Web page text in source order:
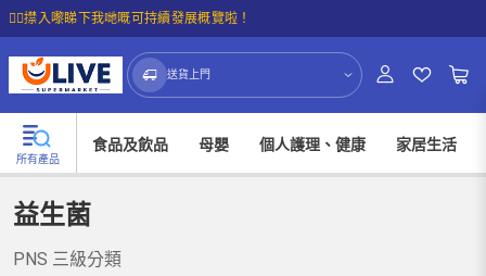
☝🏼㩒入嚟睇下我哋嘅可持續發展概覽啦！
送貨上門
所有產品
食品及飲品 母嬰 個人護理、健康 家居生活
益生菌
PNS 三級分類